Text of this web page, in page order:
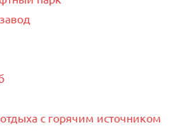
с горячим источником